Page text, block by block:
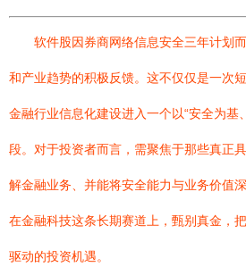
软件股因券商网络信息安全三年计划
和产业趋势的积极反馈。这不仅仅是一次
金融行业信息化建设进入一个以“安全为基
段。对于投资者而言，需聚焦于那些真正
解金融业务、并能将安全能力与业务价值
在金融科技这条长期赛道上，甄别真金，
驱动的投资机遇。